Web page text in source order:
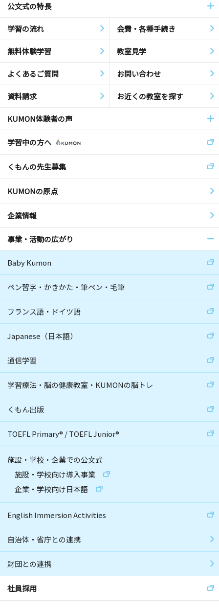
公文式の特長
学習の流れ 会費・各種手続き
無料体験学習 教室見学
よくあるご質問 お問い合わせ
資料請求 お近くの教室を探す
KUMON体験者の声
学習中の方へ
くもんの先生募集
KUMONの原点
企業情報
事業・活動の広がり
Baby Kumon
ペン習字・かきかた・筆ペン・毛筆
フランス語・ドイツ語
Japanese（日本語）
通信学習
学習療法・脳の健康教室・KUMONの脳トレ
くもん出版
TOEFL Primary® /TOEFL Junior®
施設・学校・企業での公文式
施設・学校向け導入事業
企業・学校向け日本語
English Immersion Activities
自治体・省庁との連携
財団との連携
社員採用